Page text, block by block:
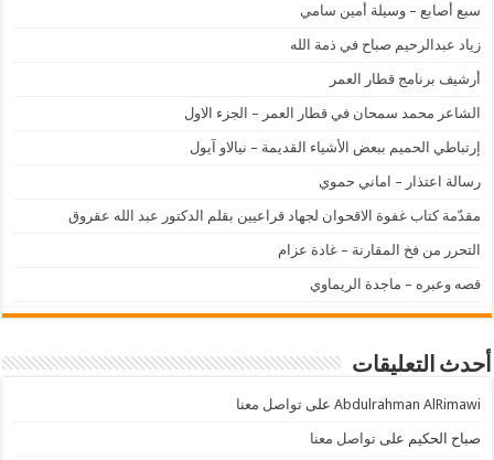
سبع أصابع – وسيلة أمين سامي
زياد عبدالرحيم صباح في ذمة الله
أرشيف برنامج قطار العمر
الشاعر محمد سمحان في قطار العمر – الجزء الاول
إرتباطي الحميم ببعض الأشياء القديمة – نيالاو آيول
رسالة اعتذار – اماني حموي
مقدّمة كتاب غفوة الاقحوان لجهاد قراعيين بقلم الدكتور عبد الله عقروق
التحرر من فخ المقارنة – غادة عزام
قصه وعبره – ماجدة الريماوي
أحدث التعليقات
Abdulrahman AlRimawi علىتواصل معنا
صباح الحكيم علىتواصل معنا